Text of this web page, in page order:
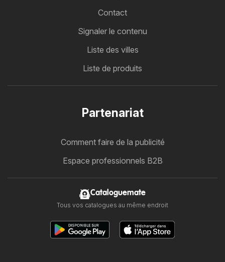
Contact
Signaler le contenu
Liste des villes
Liste de produits
Partenariat
Comment faire de la publicité
Espace professionnels B2B
Cataloguemate
Tous vos catalogues au même endroit